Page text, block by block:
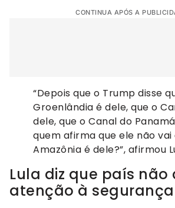
CONTINUA APÓS A
“Depois que o Trump disse
Groenlândia é dele, que o
dele, que o Canal do
quem afirma que ele não vai
Amazônia é dele?”, afirmou
Lula diz que país não
atenção à segurança